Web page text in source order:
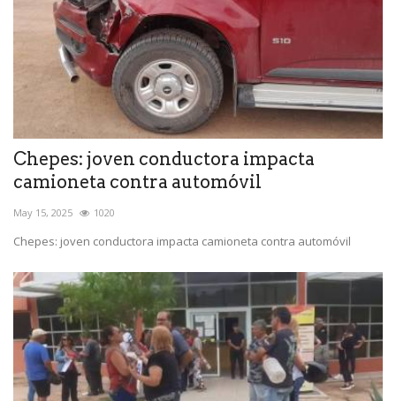
Chepes: joven conductora impacta
camioneta contra automóvil
May 15, 2025 1020
Chepes: joven conductora impacta camioneta contra automóvil